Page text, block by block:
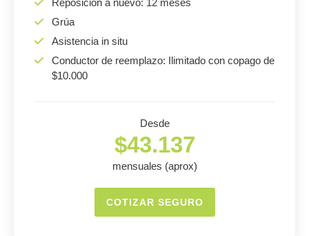
Reposición a nuevo: 12 meses
Grúa
Asistencia in situ
Conductor de reemplazo: Ilimitado con copago de
$10.000
Desde
$43.137
mensuales (aprox)
COTIZAR SEGURO